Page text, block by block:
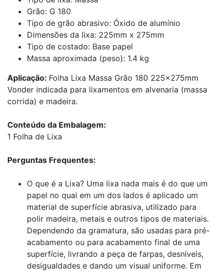
Grão: G 180
Tipo de grão abrasivo: Óxido de alumínio
Dimensões da lixa: 225mm x 275mm
Tipo de costado: Base papel
Massa aproximada (peso): 1.4 kg
Aplicação: Folha Lixa Massa Grão 180 225x275mm
Vonder indicada para lixamentos em alvenaria (massa
corrida) e madeira.
Conteúdo da Embalagem:
1 Folha de Lixa
Perguntas Frequentes:
O que é a Lixa? Uma lixa nada mais é do que um
papel no qual em um dos lados é aplicado um
material de superfície abrasiva, utilizado para
polir madeira, metais e outros tipos de materiais.
Dependendo da gramatura, são usadas para pré-
acabamento ou para acabamento final de uma
superfície, livrando a peça de farpas, desníveis,
desigualdades e dando um visual uniforme. Em